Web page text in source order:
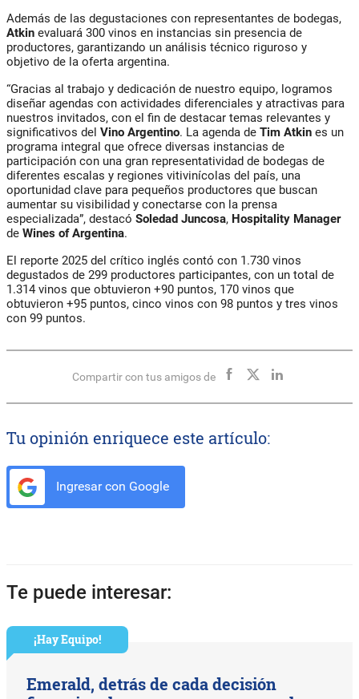
Además de las degustaciones con representantes de bodegas,
Atkin evaluará 300 vinos en instancias sin presencia de
productores, garantizando un análisis técnico riguroso y
objetivo de la oferta argentina.
“Gracias al trabajo y dedicación de nuestro equipo, logramos
diseñar agendas con actividades diferenciales y atractivas para
nuestros invitados, con el fin de destacar temas relevantes y
significativos del Vino Argentino. La agenda de Tim Atkin es un
programa integral que ofrece diversas instancias de
participación con una gran representatividad de bodegas de
diferentes escalas y regiones vitivinícolas del país, una
oportunidad clave para pequeños productores que buscan
aumentar su visibilidad y conectarse con la prensa
especializada”, destacó Soledad Juncosa, Hospitality Manager
de Wines of Argentina.
El reporte 2025 del crítico inglés contó con 1.730 vinos
degustados de 299 productores participantes, con un total de
1.314 vinos que obtuvieron +90 puntos, 170 vinos que
obtuvieron +95 puntos, cinco vinos con 98 puntos y tres vinos
con 99 puntos.
Compartir con tus amigos de
Tu opinión enriquece este artículo:
Ingresar con Google
Te puede interesar:
¡Hay Equipo!
Emerald, detrás de cada decisión